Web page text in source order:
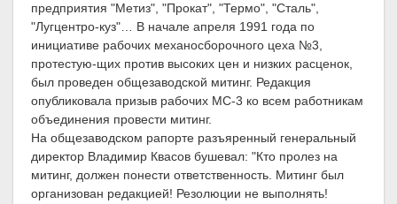
предприятия "Метиз", "Прокат", "Термо", "Сталь",
"Лугцентро-куз"… В начале апреля 1991 года по
инициативе рабочих механосборочного цеха №3,
протестую-щих против высоких цен и низких расценок,
был проведен общезаводской митинг. Редакция
опубликовала призыв рабочих МС-3 ко всем работникам
объединения провести митинг.
На общезаводском рапорте разъяренный генеральный
директор Владимир Квасов бушевал: "Кто пролез на
митинг, должен понести ответственность. Митинг был
организован редакцией! Резолюции не выполнять!